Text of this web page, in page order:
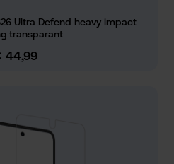
Ultra Defend heavy impact
transparant
prijs:
44,99